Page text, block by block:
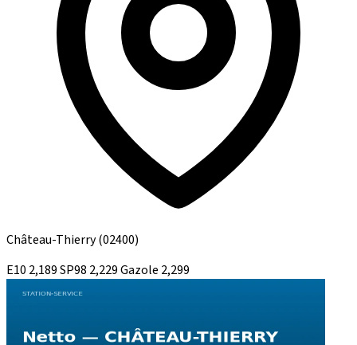
Château-Thierry(02400)
E10 2,189SP98 2,229Gazole 2,299